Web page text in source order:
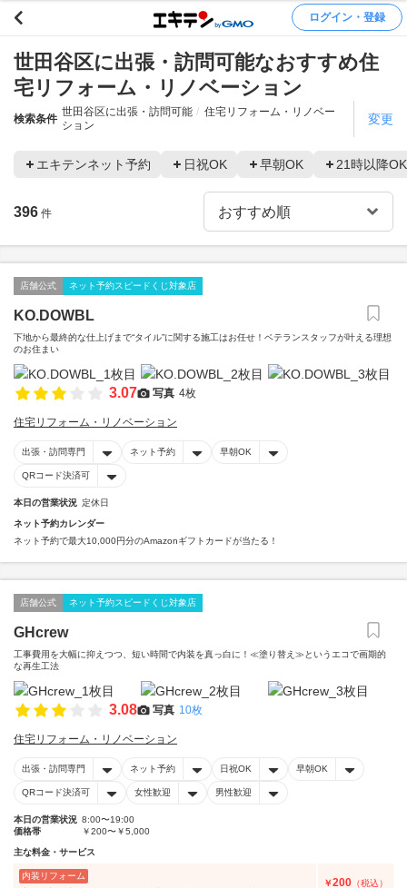
ログイン・登録
世田谷区に出張・訪問可能なおすすめ住
宅リフォーム・リノベーション
検索条件
世田谷区に出張・訪問可能
住宅リフォーム・リノベー
ション
変更
エキテンネット予約 日祝OK 早朝OK 21時以降OK
396 件
店舗公式 ネット予約スピードくじ対象店
KO.DOWBL
下地から最終的な仕上げまで“タイル”に関する施工はお任せ！ベテランスタッフが叶える理想
のお住まい
3.07 写真 4枚
住宅リフォーム・リノベーション
出張・訪問専門 ネット予約 早朝OK
QRコード決済可
本日の営業状況 定休日
ネット予約カレンダー
ネット予約で最大10,000円分のAmazonギフトカードが当たる！
店舗公式 ネット予約スピードくじ対象店
GHcrew
工事費用を大幅に抑えつつ、短い時間で内装を真っ白に！≪塗り替え≫というエコで画期的
な再生工法
3.08 写真 10枚
住宅リフォーム・リノベーション
出張・訪問専門 ネット予約 日祝OK 早朝OK
QRコード決済可 女性歓迎 男性歓迎
本日の営業状況 8:00〜19:00
価格帯
￥200〜￥5,000
主な料金・サービス
内装リフォーム
￥200 （税込）